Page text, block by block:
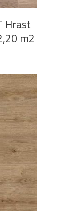
Hrast
m2